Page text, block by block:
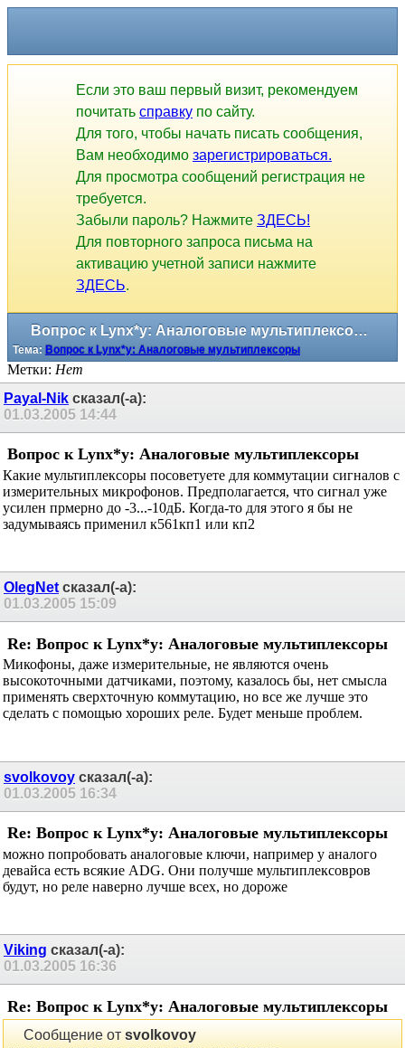
Если это ваш первый визит, рекомендуем
почитать справку по сайту.
Для того, чтобы начать писать сообщения,
Вам необходимо зарегистрироваться.
Для просмотра сообщений регистрация не
требуется.
Забыли пароль? Нажмите ЗДЕСЬ!
Для повторного запроса письма на
активацию учетной записи нажмите
ЗДЕСЬ.
Вопрос к Lynx*у: Аналоговые мультиплексоры
Тема: Вопрос к Lynx*у: Аналоговые мультиплексоры
Метки: Нет
Payal-Nik сказал(-а):
01.03.2005 14:44
Вопрос к Lynx*у: Аналоговые мультиплексоры
Какие мультиплексоры посоветуете для коммутации сигналов с
измерительных микрофонов. Предполагается, что сигнал уже
усилен прмерно до -3...-10дБ. Когда-то для этого я бы не
задумываясь применил к561кп1 или кп2
OlegNet сказал(-а):
01.03.2005 15:09
Re: Вопрос к Lynx*у: Аналоговые мультиплексоры
Микофоны, даже измерительные, не являются очень
высокоточными датчиками, поэтому, казалось бы, нет смысла
применять сверхточную коммутацию, но все же лучше это
сделать с помощью хороших реле. Будет меньше проблем.
svolkovoy сказал(-а):
01.03.2005 16:34
Re: Вопрос к Lynx*у: Аналоговые мультиплексоры
можно попробовать аналоговые ключи, например у аналого
девайса есть всякие ADG. Они получше мультиплексовров
будут, но реле наверно лучше всех, но дороже
Viking сказал(-а):
01.03.2005 16:36
Re: Вопрос к Lynx*у: Аналоговые мультиплексоры
Сообщение от svolkovoy